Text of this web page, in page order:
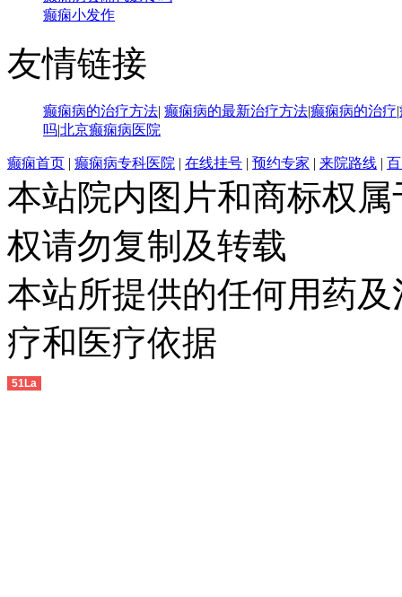
癫痫小发作
友情链接
癫痫病的治疗方法| 癫痫病的最新治疗方法|癫痫病的治疗|
吗|北京癫痫病医院
癫痫首页 | 癫痫病专科医院 | 在线挂号 | 预约专家 | 来院路线 |
本站院内图片和商标权
权请勿复制及转载
本站所提供的任何用药
疗和医疗依据
51La